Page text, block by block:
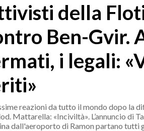
della
Ben-Gvir.
i legali:
reazioni da tutto il mondo dopo la
Mattarella: «Inciviltà». L’annuncio di
dall'aeroporto di Ramon partano tutti